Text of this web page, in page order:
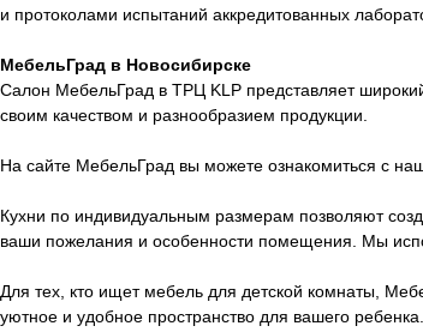
и протоколами испытаний аккредитованных
МебельГрад в Новосибирске
Салон МебельГрад в ТРЦ KLP представляет
своим качеством и разнообразием продукции.
На сайте МебельГрад вы можете ознакомиться с
Кухни по индивидуальным размерам позволяют
ваши пожелания и особенности помещения. Мы
Для тех, кто ищет мебель для детской комнаты,
уютное и удобное пространство для вашего ребенка.